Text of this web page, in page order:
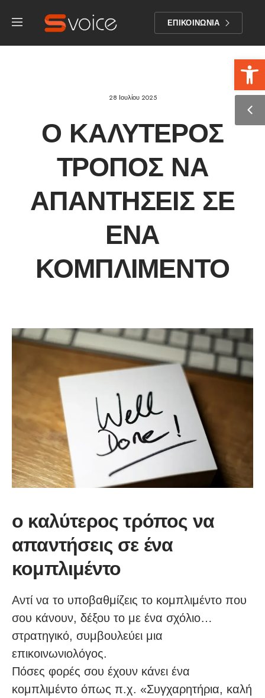
ΕΠΙΚΟΙΝΩΝΙΑ
28 Ιουλίου 2025
Ο ΚΑΛΎΤΕΡΟΣ
ΤΡΌΠΟΣ ΝΑ
ΑΠΑΝΤΉΣΕΙΣ ΣΕ
ΈΝΑ
ΚΟΜΠΛΙΜΈΝΤΟ
ο καλύτερος τρόπος να
απαντήσεις σε ένα
κομπλιμέντο
Αντί να το υποβαθμίζεις το κομπλιμέντο που
σου κάνουν, δέξου το με ένα σχόλιο…
στρατηγικό, συμβουλεύει μια
επικοινωνιολόγος.
Πόσες φορές σου έχουν κάνει ένα
κομπλιμέντο όπως π.χ. «Συγχαρητήρια, καλή